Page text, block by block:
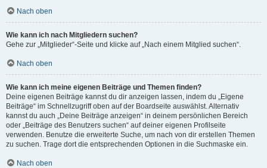
Nach oben
Wie kann ich nach Mitgliedern suchen?
Gehe zur „Mitglieder“-Seite und klicke auf „Nach einem Mitglied suchen“.
Nach oben
Wie kann ich meine eigenen Beiträge und Themen finden?
Deine eigenen Beiträge kannst du dir anzeigen lassen, indem du „Eigene
Beiträge“ im Schnellzugriff oben auf der Boardseite auswählst. Alternativ
kannst du auch „Deine Beiträge anzeigen“ in deinem persönlichen Bereich
oder „Beiträge des Benutzers suchen“ auf deiner eigenen Profilseite
verwenden. Benutze die erweiterte Suche, um nach von dir erstellen Themen
zu suchen. Trage dort die entsprechenden Optionen in die Suchmaske ein.
Nach oben